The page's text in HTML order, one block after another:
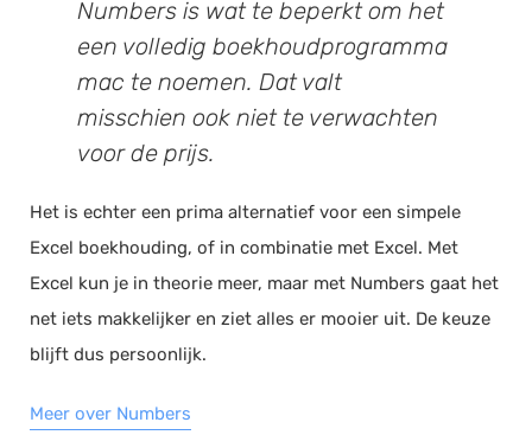
Numbers is wat te beperkt om het
een volledig boekhoudprogramma
mac te noemen. Dat valt
misschien ook niet te verwachten
voor de prijs.
Het is echter een prima alternatief voor een simpele
Excel boekhouding, of in combinatie met Excel. Met
Excel kun je in theorie meer, maar met Numbers gaat het
net iets makkelijker en ziet alles er mooier uit. De keuze
blijft dus persoonlijk.
Meer over Numbers